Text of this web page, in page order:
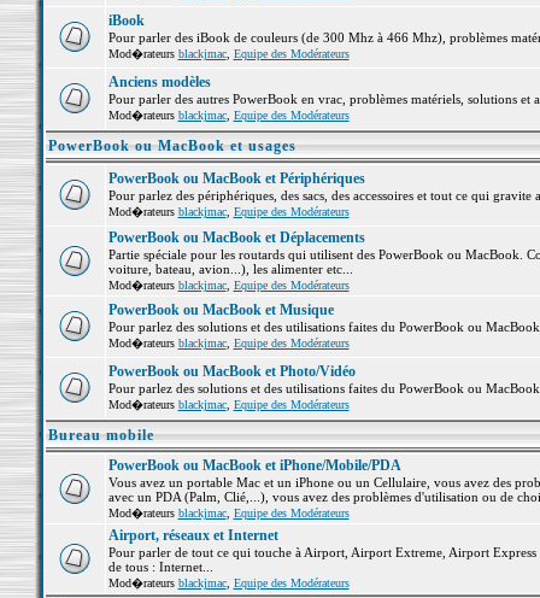
iBook
Pour parler des iBook de couleurs (de 300 Mhz à 466 Mhz), problèmes
Mod�rateurs blackjmac, Equipe des Modérateurs
Anciens modèles
Pour parler des autres PowerBook en vrac, problèmes matériels, solutions et
Mod�rateurs blackjmac, Equipe des Modérateurs
PowerBook ou MacBook et usages
PowerBook ou MacBook et Périphériques
Pour parlez des périphériques, des sacs, des accessoires et tout ce qui
Mod�rateurs blackjmac, Equipe des Modérateurs
PowerBook ou MacBook et Déplacements
Partie spéciale pour les routards qui utilisent des PowerBook ou MacBook.
voiture, bateau, avion...), les alimenter etc...
Mod�rateurs blackjmac, Equipe des Modérateurs
PowerBook ou MacBook et Musique
Pour parlez des solutions et des utilisations faites du PowerBook ou
Mod�rateurs blackjmac, Equipe des Modérateurs
PowerBook ou MacBook et Photo/Vidéo
Pour parlez des solutions et des utilisations faites du PowerBook ou
Mod�rateurs blackjmac, Equipe des Modérateurs
Bureau mobile
PowerBook ou MacBook et iPhone/Mobile/PDA
Vous avez un portable Mac et un iPhone ou un Cellulaire, vous avez des
avec un PDA (Palm, Clié,...), vous avez des problèmes d'utilisation ou de
Mod�rateurs blackjmac, Equipe des Modérateurs
Airport, réseaux et Internet
Pour parler de tout ce qui touche à Airport, Airport Extreme, Airport
de tous : Internet...
Mod�rateurs blackjmac, Equipe des Modérateurs